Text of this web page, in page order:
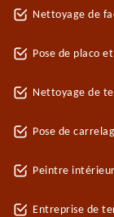
Nettoyage de
Pose de placo
Nettoyage de
Pose de
Peintre
Entreprise de